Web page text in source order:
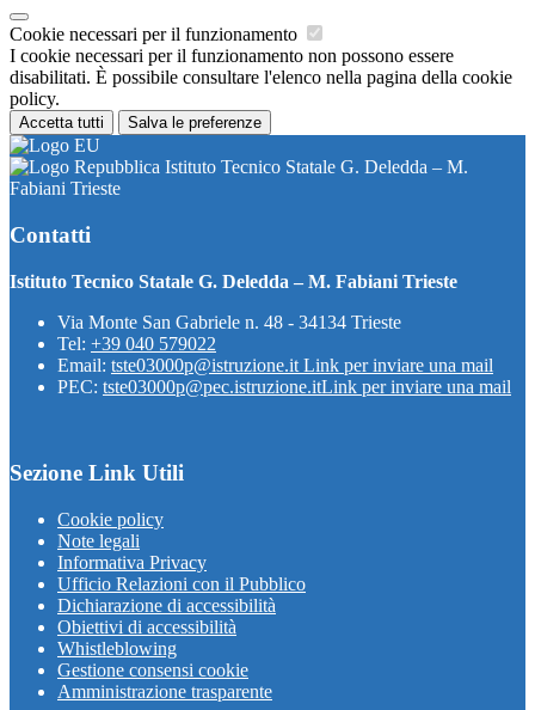
Cookie necessari per il funzionamento
I cookie necessari per il funzionamento non possono essere
disabilitati. È possibile consultare l'elenco nella pagina della cookie
policy.
Accetta tutti Salva le preferenze
Istituto Tecnico Statale G. Deledda – M.
Fabiani Trieste
Contatti
Istituto Tecnico Statale G. Deledda – M. Fabiani Trieste
Via Monte San Gabriele n. 48 - 34134 Trieste
Tel: +39 040 579022
Email: tste03000p@istruzione.it Link per inviare una mail
PEC: tste03000p@pec.istruzione.itLink per inviare una mail
Sezione Link Utili
Cookie policy
Note legali
Informativa Privacy
Ufficio Relazioni con il Pubblico
Dichiarazione di accessibilità
Obiettivi di accessibilità
Whistleblowing
Gestione consensi cookie
Amministrazione trasparente